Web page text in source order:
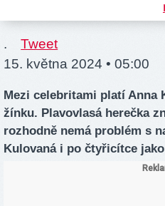
.
Tweet
15. května 2024 • 05:00
Mezi celebritami platí Anna
žínku. Plavovlasá herečka
rozhodně nemá problém s
Kulovaná i po čtyřicítce